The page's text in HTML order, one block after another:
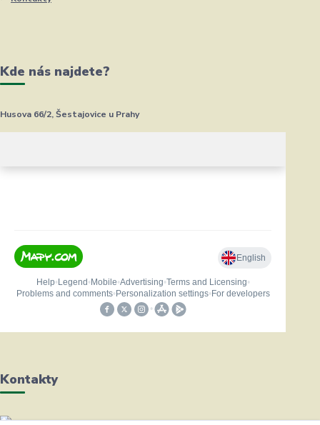
Kde nás najdete?
Husova 66/2, Šestajovice u Prahy
Kontakty